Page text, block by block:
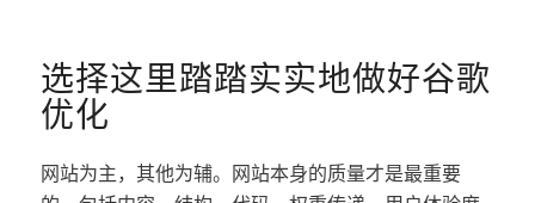
选择这里踏踏实实地做好谷歌
优化
网站为主，其他为辅。网站本身的质量才是最重要